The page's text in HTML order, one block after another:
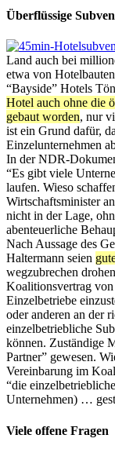
Überflüssige
Land auch bei
etwa von
“Bayside” Hotels
Hotel auch ohne die
gebaut worden, nur
ist ein Grund dafür,
Einzelunternehmen
In der NDR-
“Es gibt viele
laufen. Wieso
Wirtschaftsminister
nicht in der Lage,
abenteuerliche
Nach Aussage des
Haltermann seien
wegzubrechen
Koalitionsvertrag
Einzelbetriebe
oder anderen an der
einzelbetriebliche
können. Zuständige
Partner” gewesen.
Vereinbarung im
“die
Unternehmen) …
Viele offene Fragen